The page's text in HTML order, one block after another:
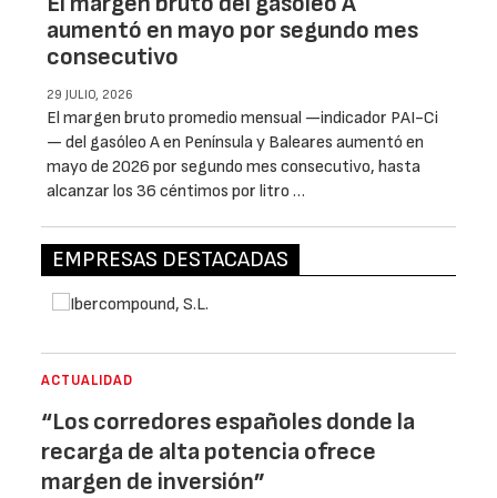
aumentó en mayo por segundo mes
consecutivo
29 JULIO, 2026
El margen bruto promedio mensual —indicador PAI-Ci
— del gasóleo A en Península y Baleares aumentó en
mayo de 2026 por segundo mes consecutivo, hasta
alcanzar los 36 céntimos por litro …
EMPRESAS DESTACADAS
ACTUALIDAD
“Los corredores españoles donde la
recarga de alta potencia ofrece
margen de inversión”